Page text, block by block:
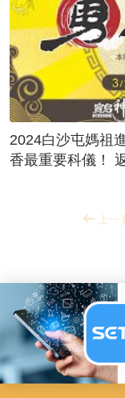
2024白沙屯媽祖
香最重要科儀！
上一